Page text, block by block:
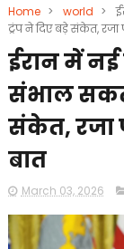
Home > world >
ट्रंप ने दिए बड़े संकेत,
ईरान में
संभाल
संकेत, रजा
बात
March 03, 2026